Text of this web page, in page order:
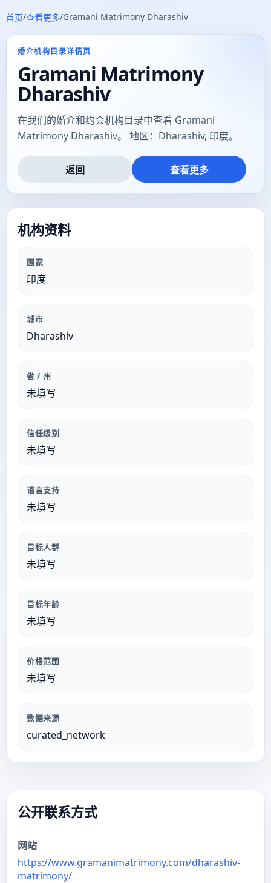
首页/查看更多/Gramani Matrimony Dharashiv
婚介机构目录详情页
Gramani Matrimony
Dharashiv
在我们的婚介和约会机构目录中查看 Gramani
Matrimony Dharashiv。 地区：Dharashiv, 印度。
返回 查看更多
机构资料
国家
印度
城市
Dharashiv
省 / 州
未填写
信任级别
未填写
语言支持
未填写
目标人群
未填写
目标年龄
未填写
价格范围
未填写
数据来源
curated_network
公开联系方式
网站
https://www.gramanimatrimony.com/dharashiv-
matrimony/